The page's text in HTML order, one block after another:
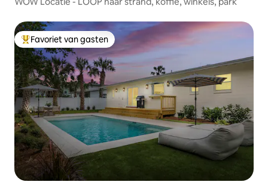
Topfavoriet van gasten
Favoriet van gasten